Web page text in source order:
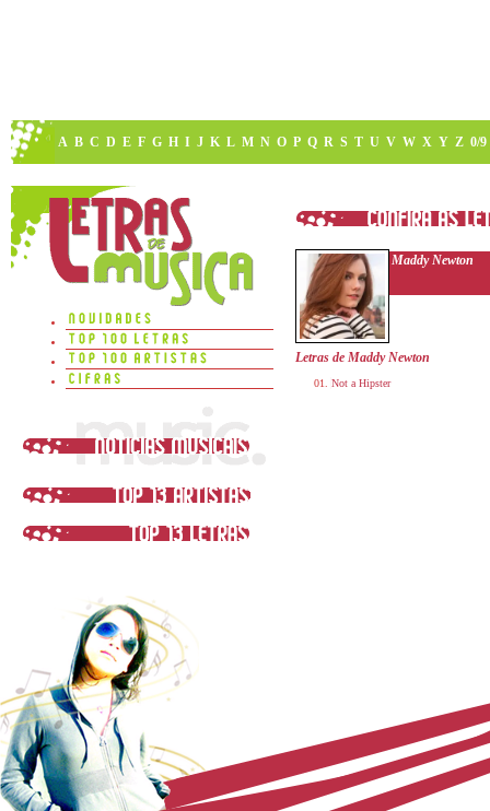
A B C D E F G H I J K L M N O P Q R S T U V W X Y Z 0/9
Maddy Newton
Letras de Maddy Newton
Not a Hipster